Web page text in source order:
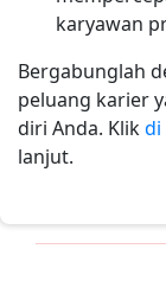
karyawan
Bergabunglah
peluang karier
diri Anda. Klikdi
lanjut.